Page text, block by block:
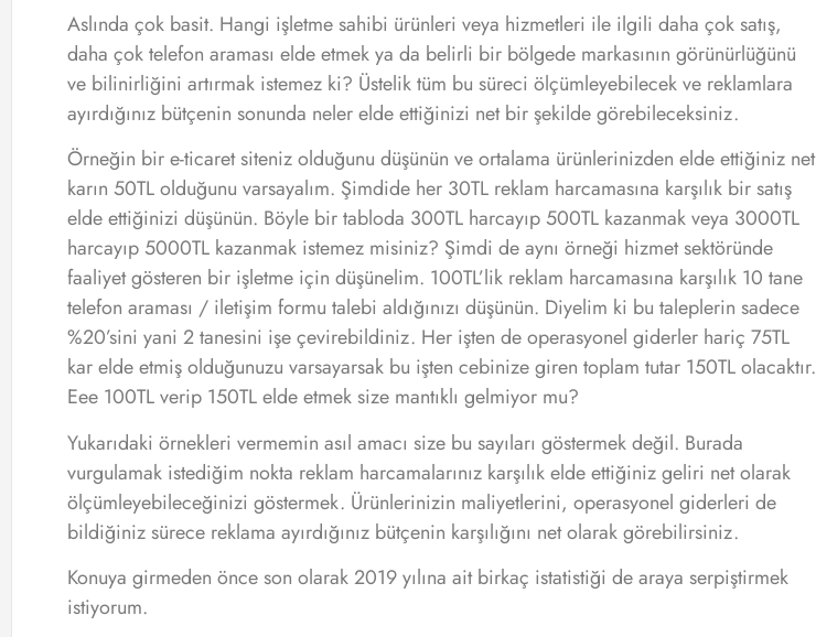
Aslında çok basit. Hangi işletme sahibi ürünleri veya hizmetleri ile ilgili daha çok satış,
daha çok telefon araması elde etmek ya da belirli bir bölgede markasının görünürlüğünü
ve bilinirliğini artırmak istemez ki? Üstelik tüm bu süreci ölçümleyebilecek ve reklamlara
ayırdığınız bütçenin sonunda neler elde ettiğinizi net bir şekilde görebileceksiniz.
Örneğin bir e-ticaret siteniz olduğunu düşünün ve ortalama ürünlerinizden elde ettiğiniz net
karın 50TL olduğunu varsayalım. Şimdide her 30TL reklam harcamasına karşılık bir satış
elde ettiğinizi düşünün. Böyle bir tabloda 300TL harcayıp 500TL kazanmak veya 3000TL
harcayıp 5000TL kazanmak istemez misiniz? Şimdi de aynı örneği hizmet sektöründe
faaliyet gösteren bir işletme için düşünelim. 100TL’lik reklam harcamasına karşılık 10 tane
telefon araması / iletişim formu talebi aldığınızı düşünün. Diyelim ki bu taleplerin sadece
%20’sini yani 2 tanesini işe çevirebildiniz. Her işten de operasyonel giderler hariç 75TL
kar elde etmiş olduğunuzu varsayarsak bu işten cebinize giren toplam tutar 150TL olacaktır.
Eee 100TL verip 150TL elde etmek size mantıklı gelmiyor mu?
Yukarıdaki örnekleri vermemin asıl amacı size bu sayıları göstermek değil. Burada
vurgulamak istediğim nokta reklam harcamalarınız karşılık elde ettiğiniz geliri net olarak
ölçümleyebileceğinizi göstermek. Ürünlerinizin maliyetlerini, operasyonel giderleri de
bildiğiniz sürece reklama ayırdığınız bütçenin karşılığını net olarak görebilirsiniz.
Konuya girmeden önce son olarak 2019 yılına ait birkaç istatistiği de araya serpiştirmek
istiyorum.